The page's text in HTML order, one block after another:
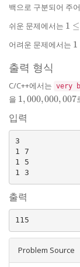
백으로 구분되어 주
쉬운 문제에서는 1
n
1 ≤
어려운 문제에서는 1
1
출력 형식
C/C++에서는 very
을 1,000,000,007
1,000,000,007
입력
3
1 7
1 5
출력
Problem Source